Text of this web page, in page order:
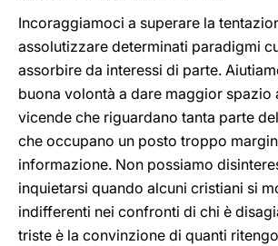
Incoraggiamoci a superare la
assolutizzare determinati paradigmi
assorbire da interessi di parte.
buona volontà a dare maggior spazio
vicende che riguardano tanta parte
che occupano un posto troppo
informazione. Non possiamo
inquietarsi quando alcuni cristiani si
indifferenti nei confronti di chi è
triste è la convinzione di quanti